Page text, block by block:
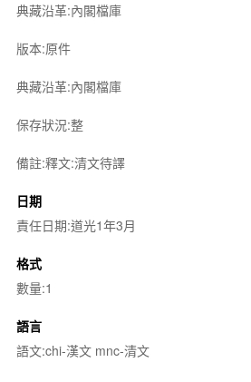
典藏沿革:內閣檔庫
版本:原件
典藏沿革:內閣檔庫
保存狀況:整
備註:釋文:清文待譯
日期
責任日期:道光1年3月
格式
數量:1
語言
語文:chi-漢文 mnc-清文